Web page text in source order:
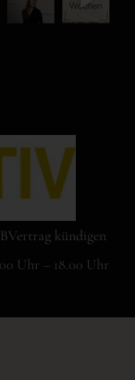
Vertrag kündigen
Uhr – 18.00 Uhr